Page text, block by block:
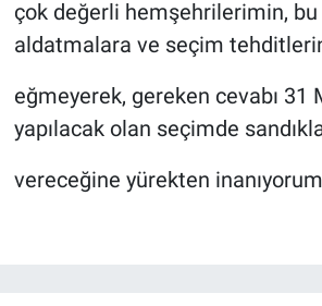
çok değerli hemşehrilerimin, bu
aldatmalara ve seçim
eğmeyerek, gereken cevabı 31
yapılacak olan seçimde
vereceğine yürekten